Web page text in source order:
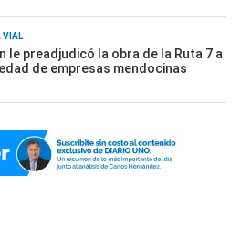
VIAL
le preadjudicó la obra de la Ruta 7 a
de empresas mendocinas